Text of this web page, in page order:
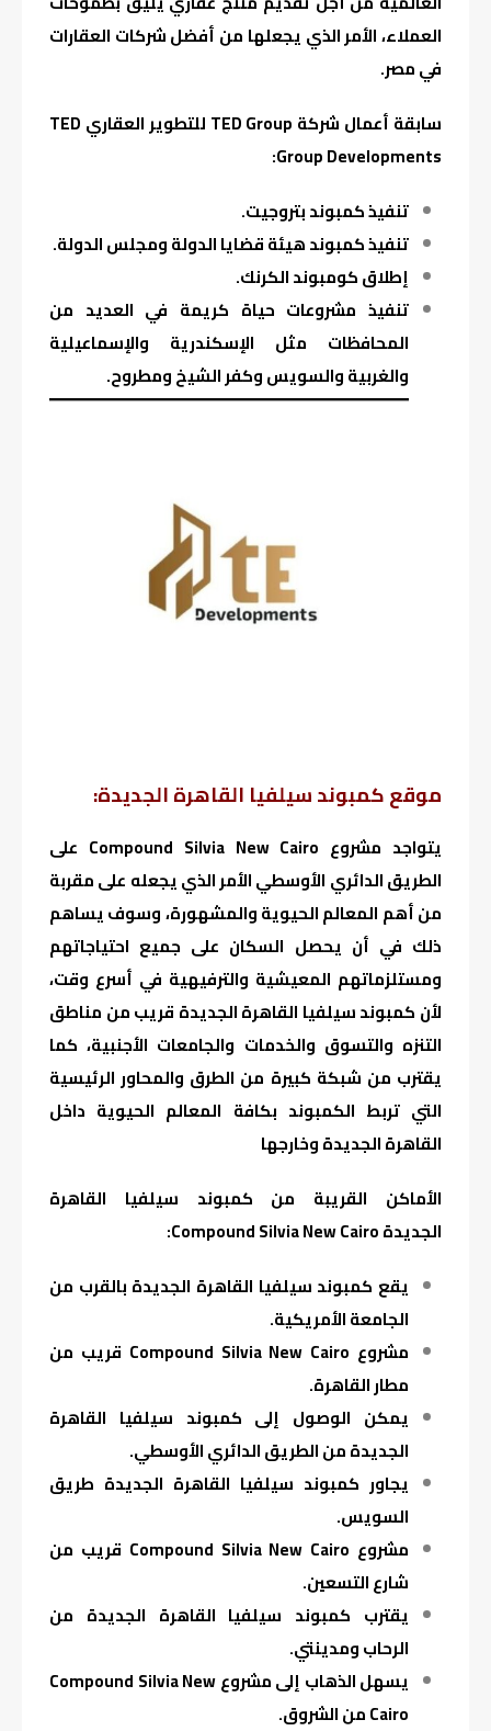
العملاء، الأمر الذي يجعلها من أفضل شركات العقارات
في مصر.
سابقة أعمال شركة TED Group للتطوير العقاري TED
Group Developments:
تنفيذ كمبوند بتروجيت.
تنفيذ كمبوند هيئة قضايا الدولة ومجلس الدولة.
إطلاق كومبوند الكرنك.
تنفيذ مشروعات حياة كريمة في العديد من
المحافظات مثل الإسكندرية والإسماعيلية
والغربية والسويس وكفر الشيخ ومطروح.
موقع كمبوند سيلفيا القاهرة الجديدة:
يتواجد مشروع Compound Silvia New Cairo على
الطريق الدائري الأوسطي الأمر الذي يجعله على مقربة
من أهم المعالم الحيوية والمشهورة، وسوف يساهم
ذلك في أن يحصل السكان على جميع احتياجاتهم
ومستلزماتهم المعيشية والترفيهية في أسرع وقت،
لأن كمبوند سيلفيا القاهرة الجديدة قريب من مناطق
التنزه والتسوق والخدمات والجامعات الأجنبية، كما
يقترب من شبكة كبيرة من الطرق والمحاور الرئيسية
التي تربط الكمبوند بكافة المعالم الحيوية داخل
القاهرة الجديدة وخارجها
الأماكن القريبة من كمبوند سيلفيا القاهرة
الجديدة Compound Silvia New Cairo:
يقع كمبوند سيلفيا القاهرة الجديدة بالقرب من
الجامعة الأمريكية.
مشروع Compound Silvia New Cairo قريب من
مطار القاهرة.
يمكن الوصول إلى كمبوند سيلفيا القاهرة
الجديدة من الطريق الدائري الأوسطي.
يجاور كمبوند سيلفيا القاهرة الجديدة طريق
السويس.
مشروع Compound Silvia New Cairo قريب من
شارع التسعين.
يقترب كمبوند سيلفيا القاهرة الجديدة من
الرحاب ومدينتي.
يسهل الذهاب إلى مشروع Compound Silvia New
Cairo من الشروق.